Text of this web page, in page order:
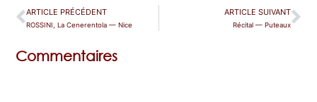
ARTICLE PRÉCÉDENT
ROSSINI, La Cenerentola — Nice
ARTICLE SUIVANT
Récital — Puteaux
Commentaires